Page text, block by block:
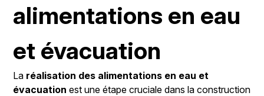
alimentations en eau
et évacuation
La réalisation des alimentations en eau et
évacuation est une étape cruciale dans la construction